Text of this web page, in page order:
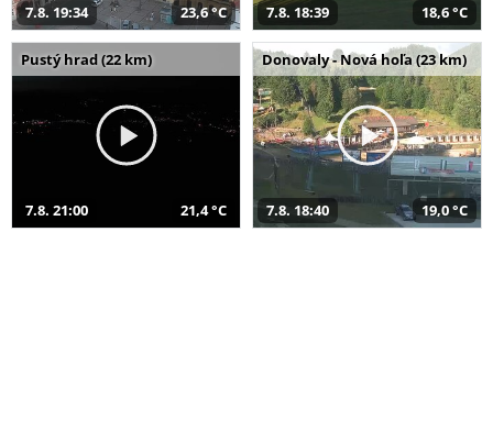
7.8. 19:34 23,6 °C 7.8. 18:39 18,6 °C
Pustý hrad (22 km)
7.8. 21:00 21,4 °C
Donovaly - Nová hoľa (23 km)
7.8. 18:40 19,0 °C